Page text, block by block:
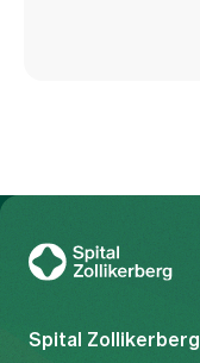
Spital Zollikerberg